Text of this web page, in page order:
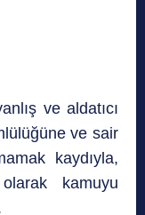
ve aldatıcı
ve sair
kaydıyla,
kamuyu